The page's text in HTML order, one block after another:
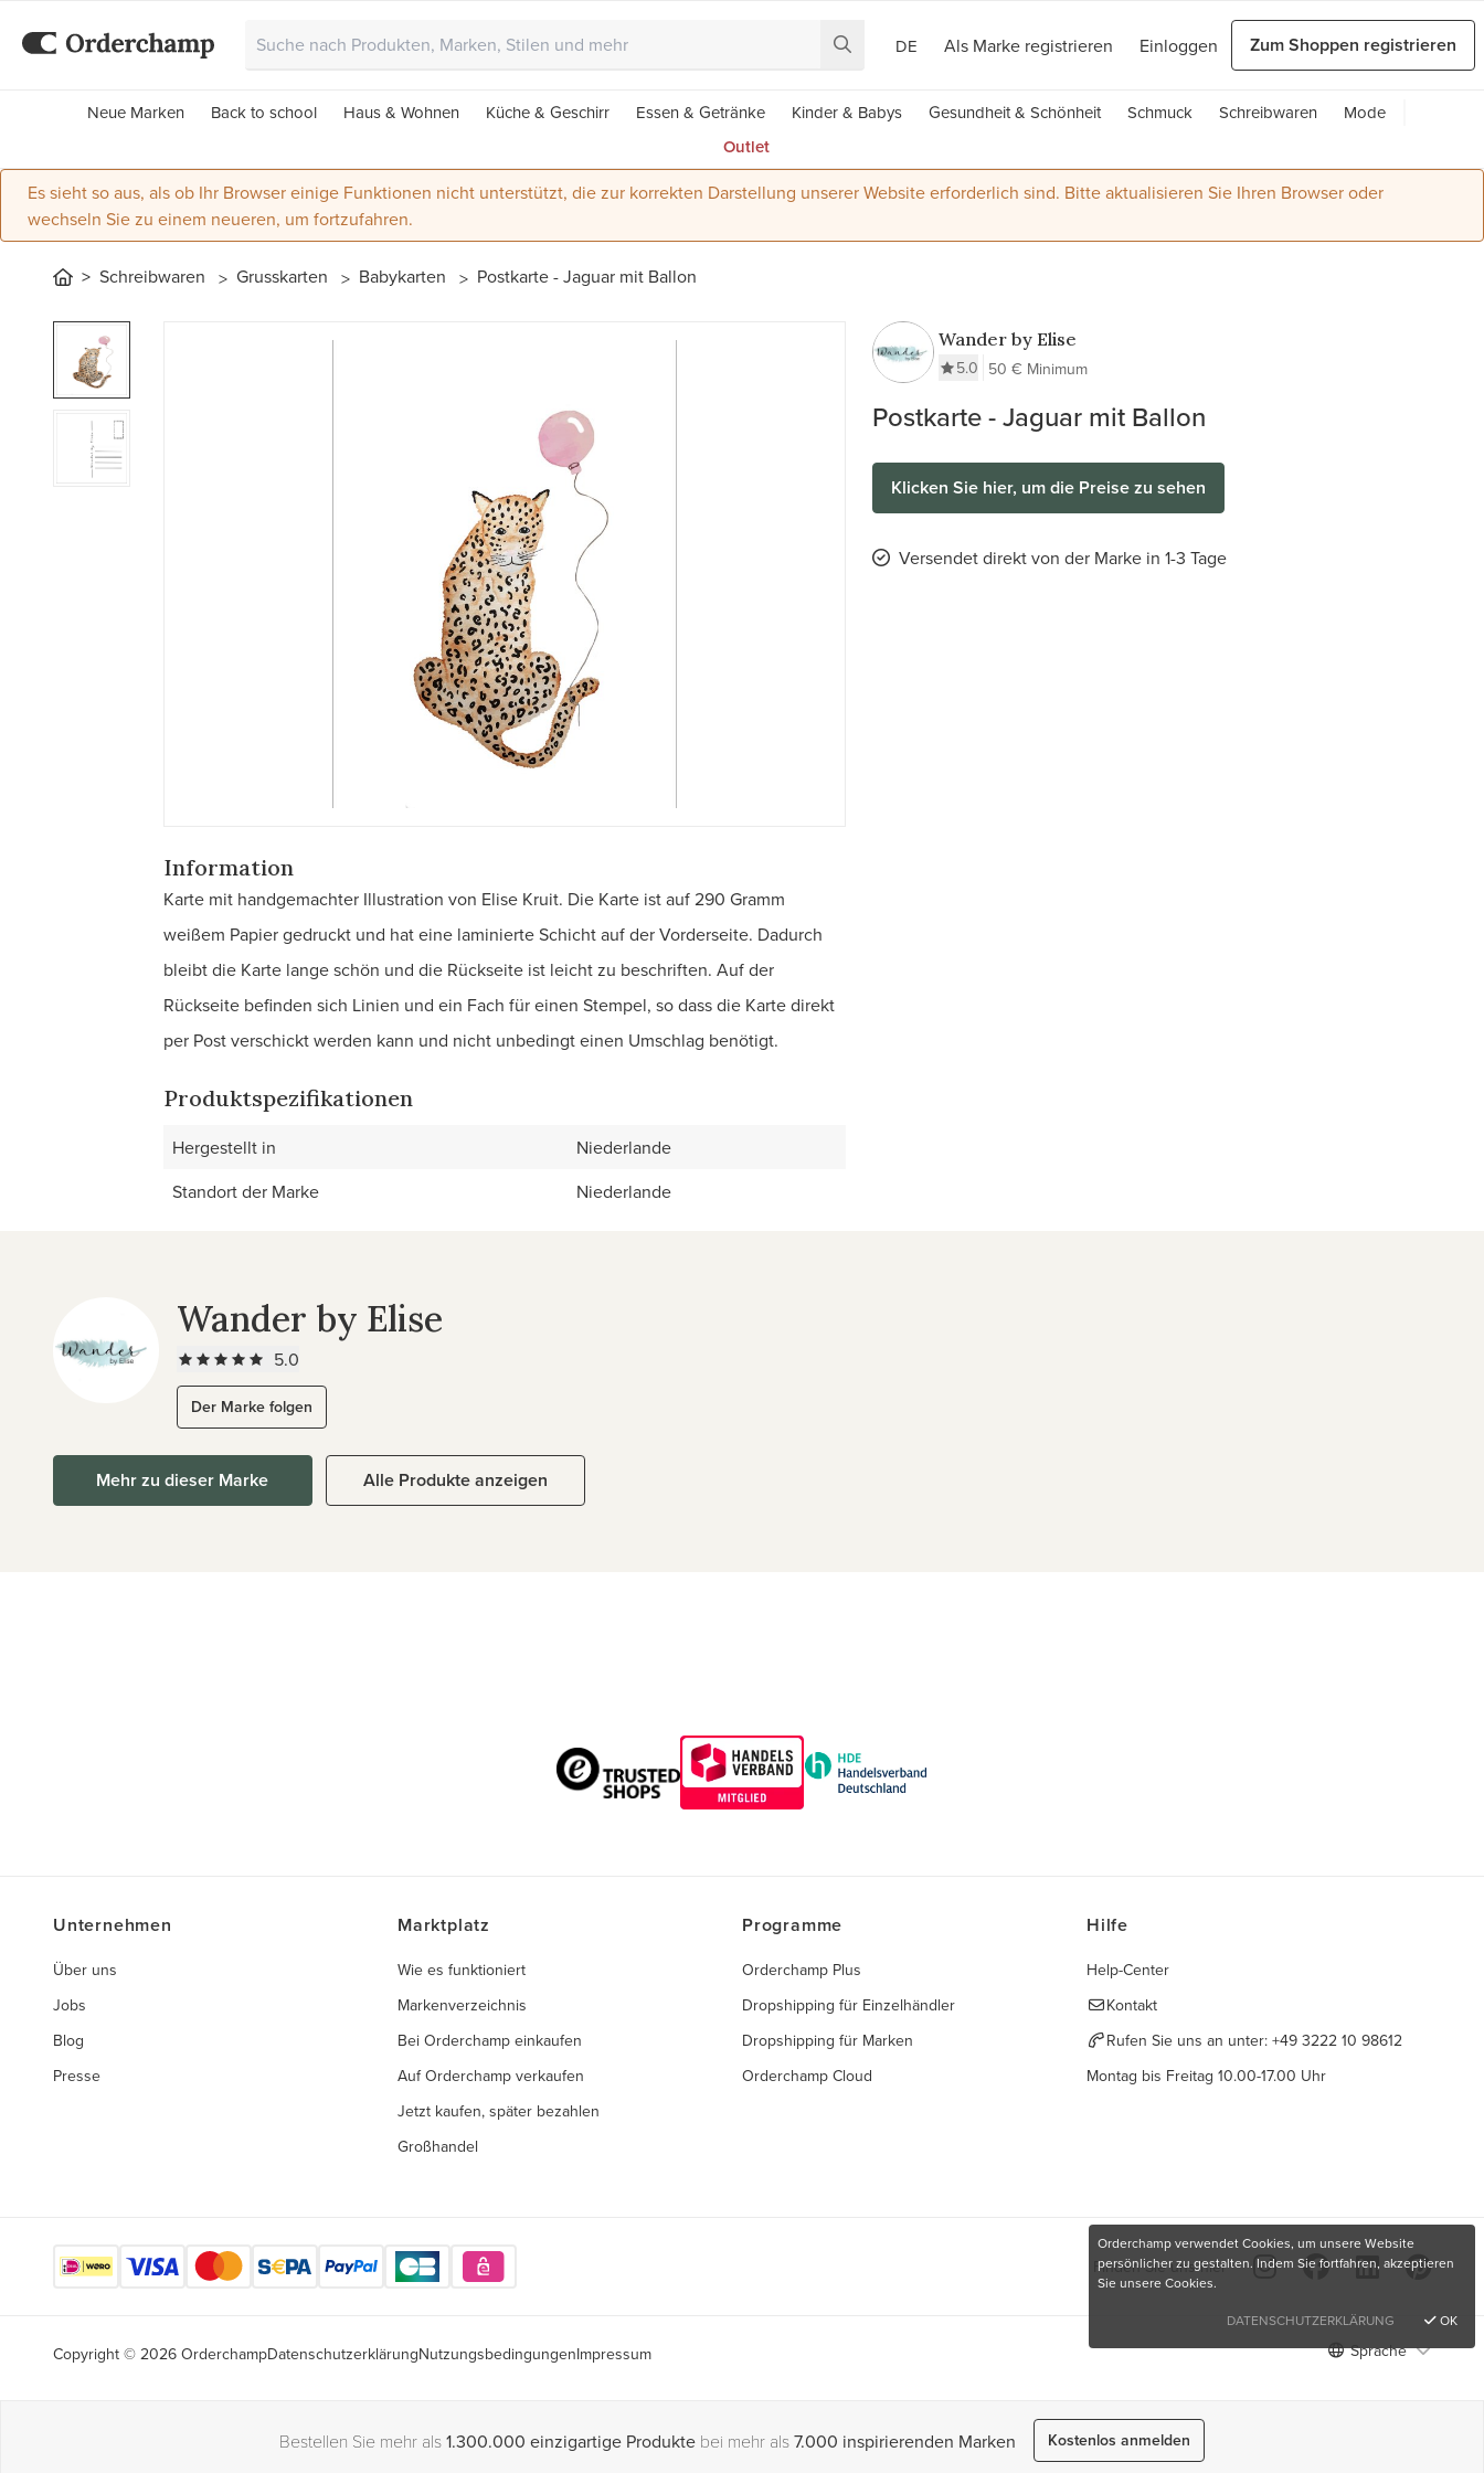
DE Als Marke registrieren Einloggen Zum Shoppen registrieren
Neue Marken Back to school Haus & Wohnen Küche & Geschirr Essen & Getränke Kinder & Babys Gesundheit & Schönheit Schmuck Schreibwaren
Mode
Outlet
Es sieht so aus, als ob Ihr Browser einige Funktionen nicht unterstützt, die zur korrekten Darstellung unserer Website erforderlich sind. Bitte aktualisieren Sie Ihren Browser oder
wechseln Sie zu einem neueren, um fortzufahren.
Schreibwaren Grusskarten Babykarten Postkarte - Jaguar mit Ballon
Wander by Elise
5.0 50 € Minimum
Postkarte - Jaguar mit Ballon
Klicken Sie hier, um die Preise zu sehen
Versendet direkt von der Marke in 1-3 Tage
Information
Karte mit handgemachter Illustration von Elise Kruit. Die Karte ist auf 290 Gramm
weißem Papier gedruckt und hat eine laminierte Schicht auf der Vorderseite. Dadurch
bleibt die Karte lange schön und die Rückseite ist leicht zu beschriften. Auf der
Rückseite befinden sich Linien und ein Fach für einen Stempel, so dass die Karte direkt
per Post verschickt werden kann und nicht unbedingt einen Umschlag benötigt.
Produktspezifikationen
Hergestellt in
Niederlande
Standort der Marke
Niederlande
Wander by Elise
5.0
Der Marke folgen
Mehr zu dieser Marke Alle Produkte anzeigen
Unternehmen
Über uns
Jobs
Blog
Presse
Marktplatz
Wie es funktioniert
Markenverzeichnis
Bei Orderchamp einkaufen
Auf Orderchamp verkaufen
Jetzt kaufen, später bezahlen
Großhandel
Programme
Orderchamp Plus
Dropshipping für Einzelhändler
Dropshipping für Marken
Orderchamp Cloud
Hilfe
Help-Center
Kontakt
Rufen Sie uns an unter: +49 3222 10 98612
Montag bis Freitag 10.00-17.00 Uhr
Finden Sie uns hier
Copyright © 2026 OrderchampDatenschutzerklärungNutzungsbedingungenImpressum Sprache
Bestellen Sie mehr als1.300.000 einzigartige Produkte bei mehr als7.000 inspirierenden Marken Kostenlos anmelden
Orderchamp verwendet Cookies, um unsere Website
persönlicher zu gestalten. Indem Sie fortfahren, akzeptieren
Sie unsere Cookies.
DATENSCHUTZERKLÄRUNG
OK